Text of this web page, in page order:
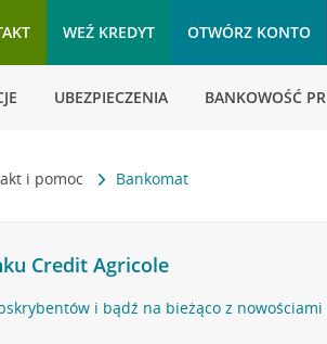
WEŹ KREDYT OTWÓRZ KONTO
UBEZPIECZENIA BANKOWOŚĆ
i pomoc Bankomat
Credit Agricole
i bądź na bieżąco z nowościami